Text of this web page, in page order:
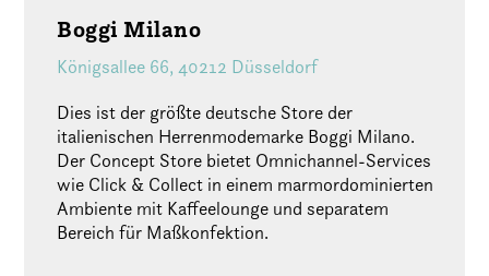
Boggi Milano
Königsallee 66, 40212 Düsseldorf
Dies ist der größte deutsche Store der
italienischen Herrenmodemarke Boggi Milano.
Der Concept Store bietet Omnichannel-Services
wie Click & Collect in einem marmordominierten
Ambiente mit Kaffeelounge und separatem
Bereich für Maßkonfektion.